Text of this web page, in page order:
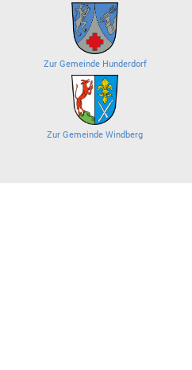
Zur Gemeinde Hunderdorf
Zur Gemeinde Windberg